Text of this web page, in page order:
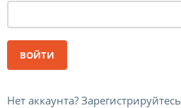
ВОЙТИ
Нет аккаунта? Зарегистрируйтесь